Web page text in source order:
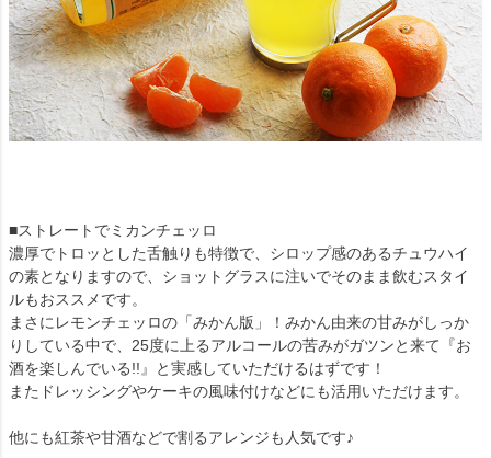
■ストレートでミカンチェッロ
濃厚でトロッとした舌触りも特徴で、シロップ感のあるチュウハイ
の素となりますので、ショットグラスに注いでそのまま飲むスタイ
ルもおススメです。
まさにレモンチェッロの「みかん版」！みかん由来の甘みがしっか
りしている中で、25度に上るアルコールの苦みがガツンと来て『お
酒を楽しんでいる!!』と実感していただけるはずです！
またドレッシングやケーキの風味付けなどにも活用いただけます。
他にも紅茶や甘酒などで割るアレンジも人気です♪